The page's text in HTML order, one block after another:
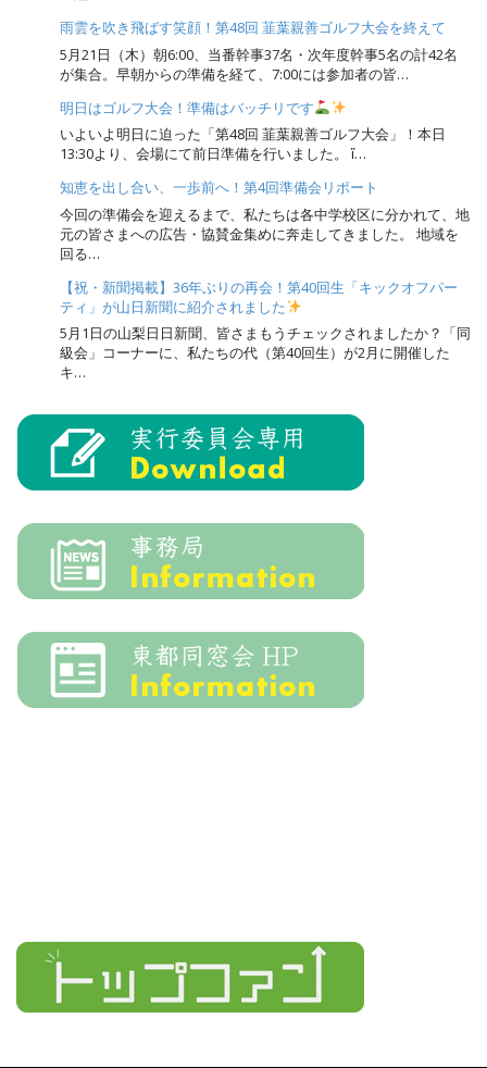
雨雲を吹き飛ばす笑顔！第48回 韮葉親善ゴルフ大会を終えて
5月21日（木）朝6:00、当番幹事37名・次年度幹事5名の計42名
が集合。早朝からの準備を経て、7:00には参加者の皆…
明日はゴルフ大会！準備はバッチリです
いよいよ明日に迫った「第48回 韮葉親善ゴルフ大会」！本日
13:30より、会場にて前日準備を行いました。 ἴ…
知恵を出し合い、一歩前へ！第4回準備会リポート
今回の準備会を迎えるまで、私たちは各中学校区に分かれて、地
元の皆さまへの広告・協賛金集めに奔走してきました。 地域を
回る…
【祝・新聞掲載】36年ぶりの再会！第40回生「キックオフパー
ティ」が山日新聞に紹介されました
5月1日の山梨日日新聞、皆さまもうチェックされましたか？「同
級会」コーナーに、私たちの代（第40回生）が2月に開催した
キ…